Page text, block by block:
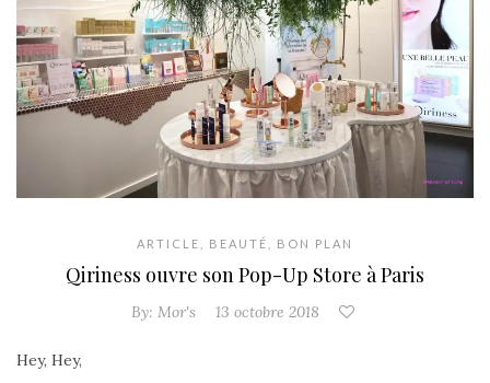
ARTICLE BEAUTÉ BON PLAN
Qiriness ouvre son Pop-Up Store à Paris
By: Mor's 13 octobre 2018
Hey, Hey,